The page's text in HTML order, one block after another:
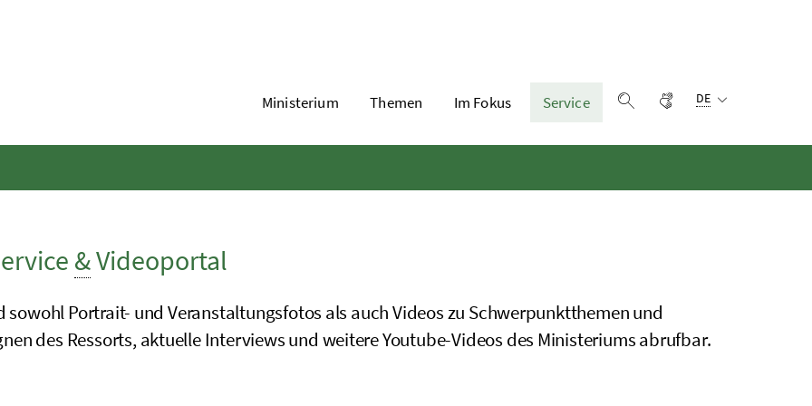
Ministerium Themen Im Fokus
Service
Gebärdensprache
DE
&Videoportal
sowohl Portrait- und Veranstaltungsfotos als auch Videos zu Schwerpunktthemen und
des Ressorts, aktuelle Interviews und weitere Youtube-Videos des Ministeriums abrufbar.